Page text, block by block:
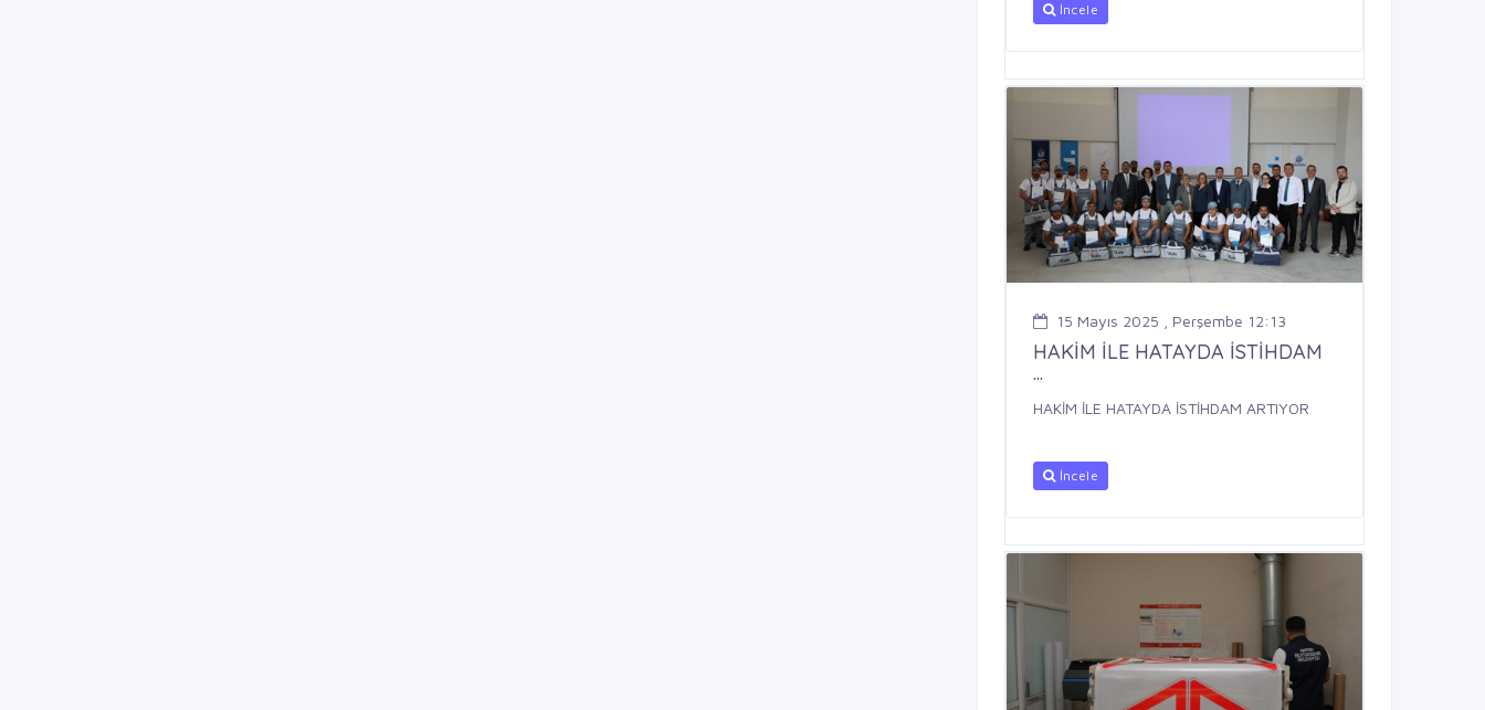
İncele
15 Mayıs 2025 , Perşembe 12:13
HAKİM İLE HATAYDA İSTİHDAM
...
HAKİM İLE HATAYDA İSTİHDAM ARTIYOR
İncele